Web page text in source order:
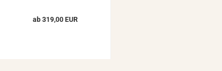
ab 319,00 EUR